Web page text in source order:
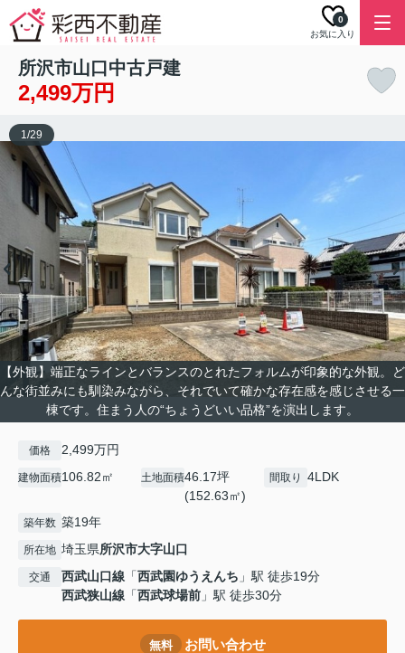
お気に入り
0
所沢市山口中古戸建
2,499万円
【外観】端正なラインとバランスのとれたフォルムが印象的な外観。ど
んな街並みにも馴染みながら、それでいて確かな存在感を感じさせる一
棟です。住まう人の“ちょうどいい品格”を演出します。
1/29
価格 2,499万円
建物面積106.82㎡ 土地面積46.17坪
(152.63㎡)
間取り 4LDK
築年数 築19年
所在地 埼玉県所沢市大字山口
交通 西武山口線 「西武園ゆうえんち 」駅 徒歩19分
西武狭山線 「西武球場前 」駅 徒歩30分
無料 お問い合わせ